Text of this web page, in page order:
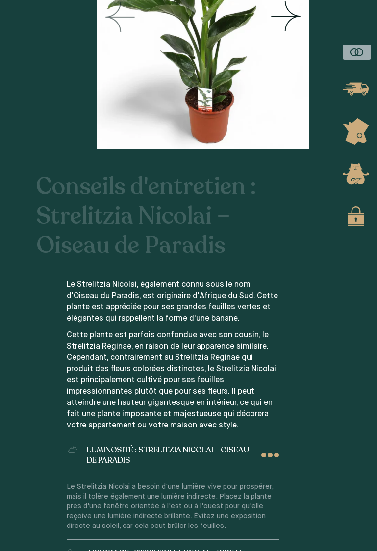
Conseils d'entretien :
Strelitzia Nicolai –
Oiseau de Paradis
Le Strelitzia Nicolai, également connu sous le nom
d'Oiseau du Paradis, est originaire d'Afrique du Sud. Cette
plante est appréciée pour ses grandes feuilles vertes et
élégantes qui rappellent la forme d'une banane.
Cette plante est parfois confondue avec son cousin, le
Strelitzia Reginae, en raison de leur apparence similaire.
Cependant, contrairement au Strelitzia Reginae qui
produit des fleurs colorées distinctes, le Strelitzia Nicolai
est principalement cultivé pour ses feuilles
impressionnantes plutôt que pour ses fleurs. Il peut
atteindre une hauteur gigantesque en intérieur, ce qui en
fait une plante imposante et majestueuse qui décorera
votre appartement ou votre maison avec style.
LUMINOSITÉ : STRELITZIA NICOLAI – OISEAU
DE PARADIS
Le Strelitzia Nicolai a besoin d'une lumière vive pour prospérer,
mais il tolère également une lumière indirecte. Placez la plante
près d'une fenêtre orientée à l'est ou à l'ouest pour qu'elle
reçoive une lumière indirecte brillante. Évitez une exposition
directe au soleil, car cela peut brûler les feuilles.